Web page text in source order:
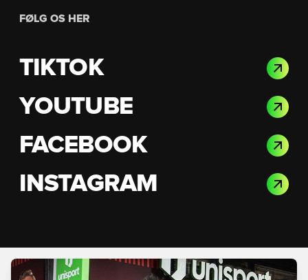
FØLG OS HER
TIKTOK
YOUTUBE
FACEBOOK
INSTAGRAM